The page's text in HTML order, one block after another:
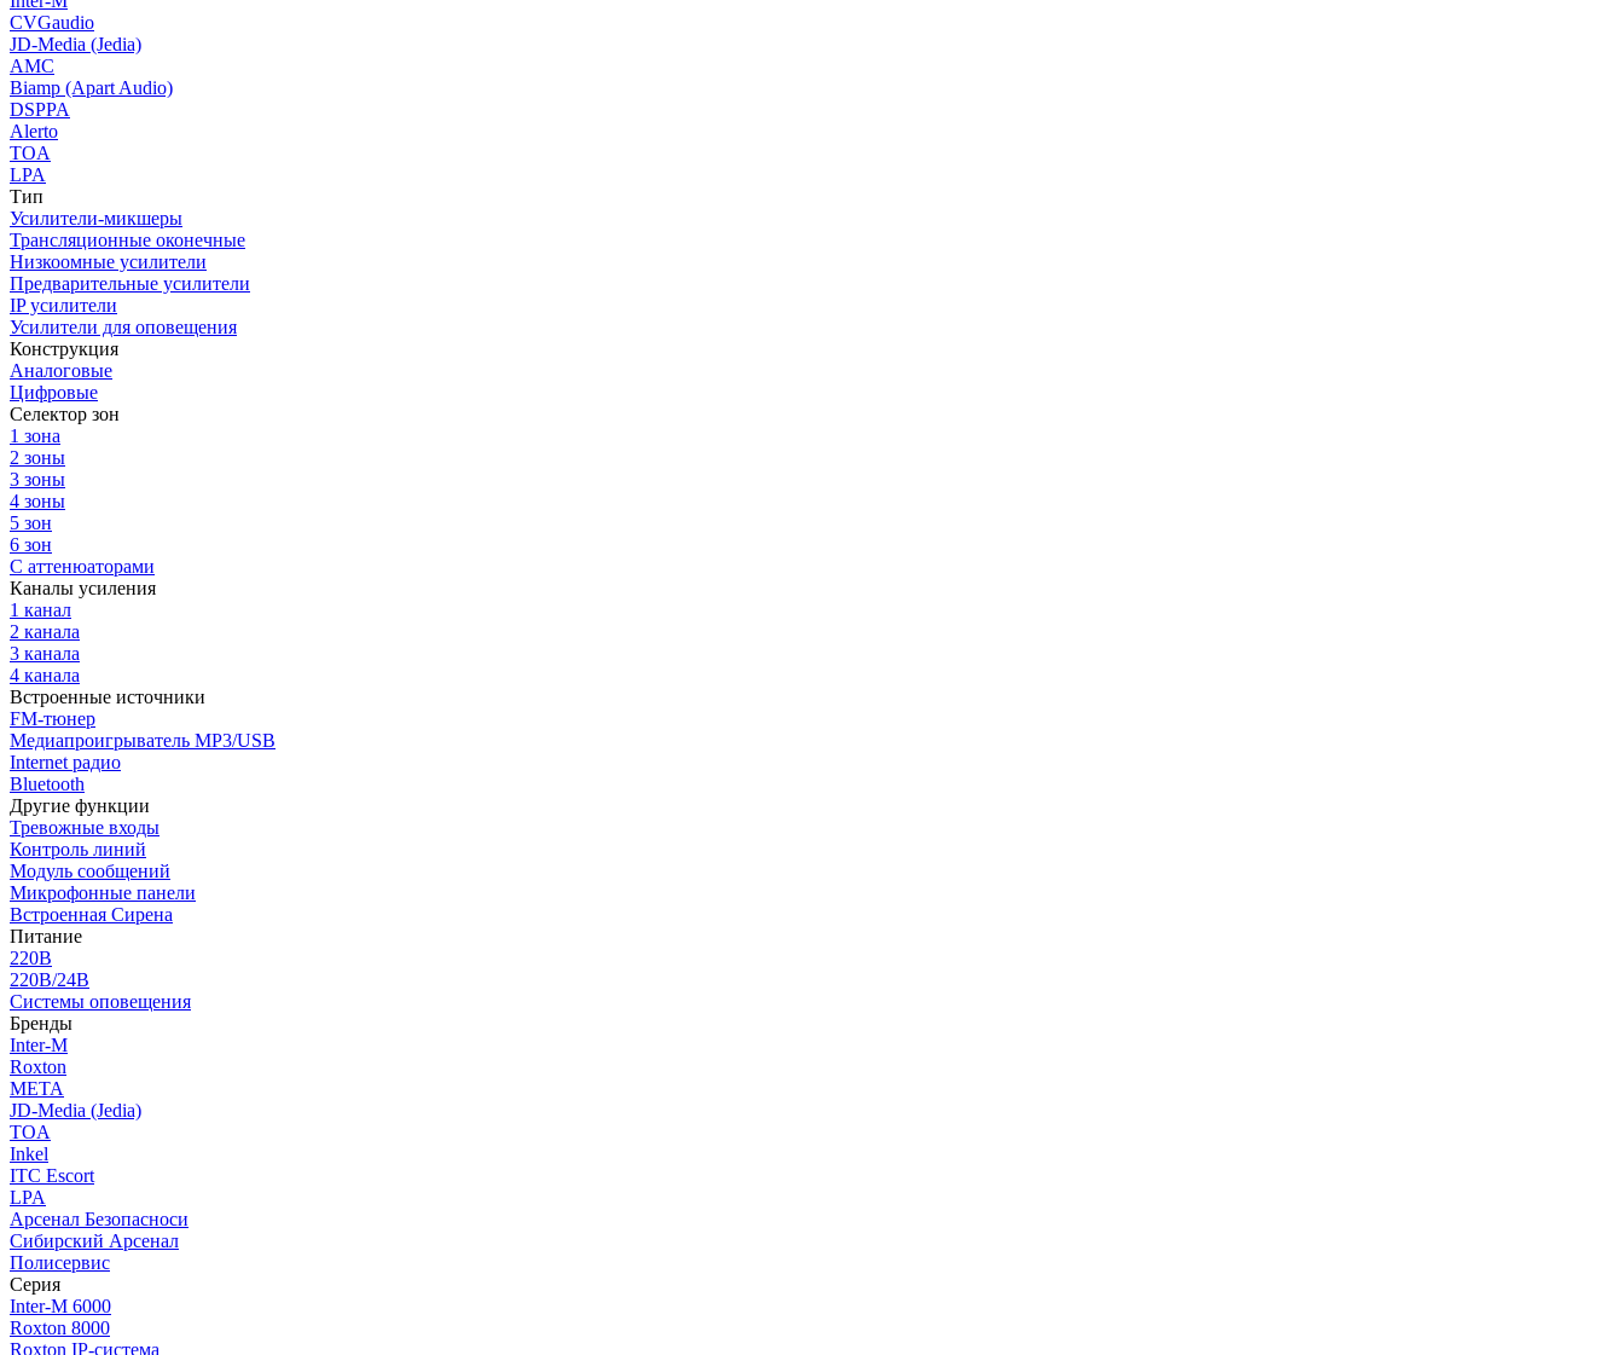
CVGaudio
JD-Media (Jedia)
AMC
Biamp (Apart Audio)
DSPPA
Alerto
TOA
LPA
Тип
Усилители-микшеры
Трансляционные оконечные
Низкоомные усилители
Предварительные усилители
IP усилители
Усилители для оповещения
Конструкция
Аналоговые
Цифровые
Селектор зон
1 зона
2 зоны
3 зоны
4 зоны
5 зон
6 зон
С аттенюаторами
Каналы усиления
1 канал
2 канала
3 канала
4 канала
Встроенные источники
FM-тюнер
Медиапроигрыватель MP3/USB
Internet радио
Bluetooth
Другие функции
Тревожные входы
Контроль линий
Модуль сообщений
Микрофонные панели
Встроенная Сирена
Питание
220В
220В/24В
Системы оповещения
Бренды
Inter-M
Roxton
МЕТА
JD-Media (Jedia)
TOA
Inkel
ITC Escort
LPA
Арсенал Безопасноси
Сибирский Арсенал
Полисервис
Серия
Inter-M 6000
Roxton 8000
Roxton IP-система